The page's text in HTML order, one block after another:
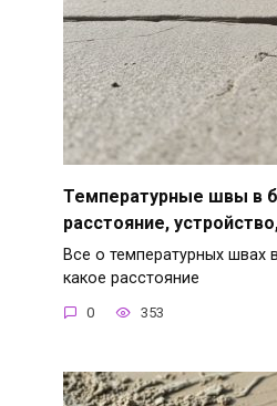
Температурные швы в
расстояние,
Все о температурных швах
какое расстояние
0 353